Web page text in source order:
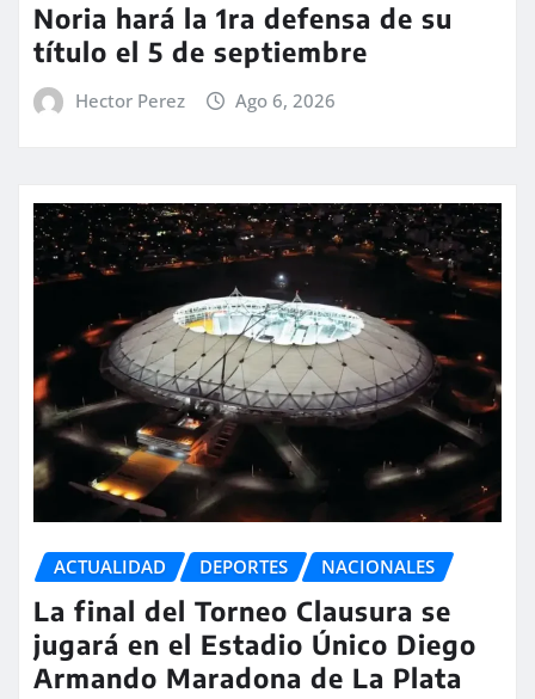
Noria hará la 1ra defensa de su
título el 5 de septiembre
Hector Perez Ago 6, 2026
ACTUALIDAD DEPORTES NACIONALES
La final del Torneo Clausura se
jugará en el Estadio Único Diego
Armando Maradona de La Plata